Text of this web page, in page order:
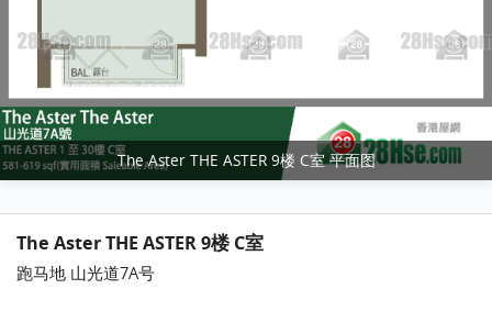
The Aster THE ASTER 9楼 C室 平面图
The Aster THE ASTER 9楼 C室
跑马地 山光道7A号